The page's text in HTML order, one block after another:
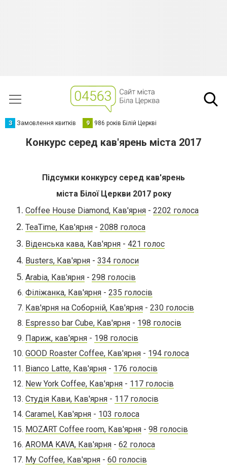
З Замовлення квитків 9 986 років Білій Церкві
Конкурс серед кав'ярень міста 2017
Підсумки конкурсу серед кав'ярень
міста Білої Церкви 2017 року
Coffee House Diamond, Кав'ярня - 2202 голоса
TeaTime, Кав'ярня - 2088 голоса
Віденська кава, Кав'ярня - 421 голос
Busters, Кав'ярня - 334 голоси
Arabia, Кав'ярня - 298 голосів
Філіжанка, Кав'ярня - 235 голосів
Кав'ярня на Соборній, Кав'ярня - 230 голосів
Espresso bar Cube, Кав'ярня - 198 голосів
Париж, кав'ярня - 198 голосів
GOOD Roaster Coffee, Кав'ярня - 194 голоса
Bianco Latte, Кав'ярня - 176 голосів
New York Coffee, Кав'ярня - 117 голосів
Студія Кави, Кав'ярня - 117 голосів
Caramel, Кав'ярня - 103 голоса
MOZART Coffee room, Кав'ярня - 98 голосів
AROMA KAVA, Кав'ярня - 62 голоса
My Coffee, Кав'ярня - 60 голосів